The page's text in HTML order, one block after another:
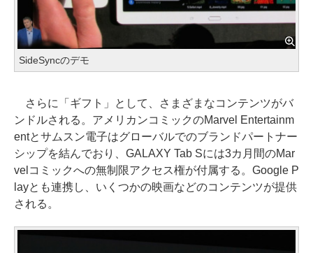
SideSyncのデモ
さらに「ギフト」として、さまざまなコンテンツがバ
ンドルされる。アメリカンコミックのMarvel Entertainm
entとサムスン電子はグローバルでのブランドパートナー
シップを結んでおり、GALAXY Tab Sには3カ月間のMar
velコミックへの無制限アクセス権が付属する。Google P
layとも連携し、いくつかの映画などのコンテンツが提供
される。